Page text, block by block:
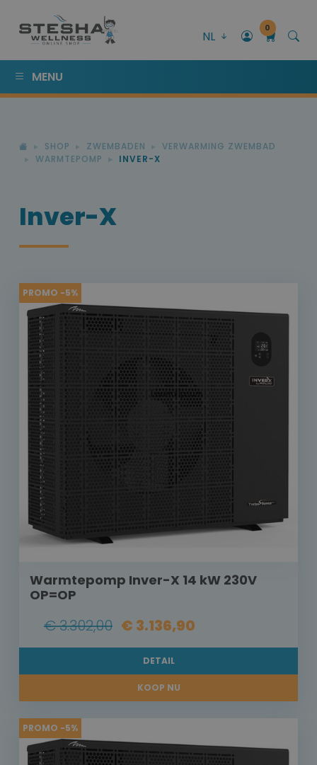
NL
0
MENU
SHOP ZWEMBADEN
VERWARMING ZWEMBAD
WARMTEPOMP
INVER-X
Inver-X
PROMO -5%
Warmtepomp Inver-X 14 kW 230V
OP=OP
€ 3.302,00 € 3.136,90
DETAIL
KOOP NU
PROMO -5%